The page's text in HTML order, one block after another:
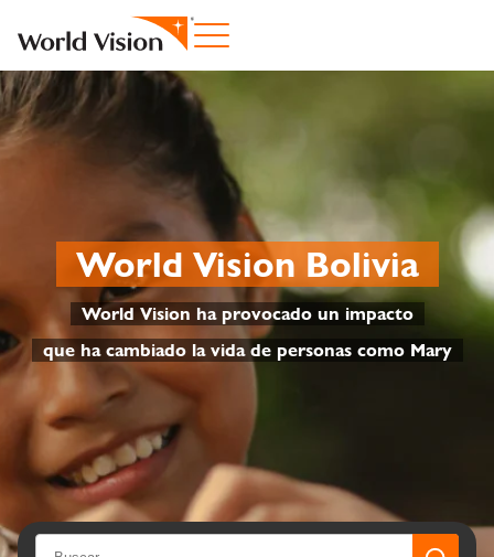
World Vision Bolivia
World Vision ha provocado un impacto
que ha cambiado la vida de personas como Mary